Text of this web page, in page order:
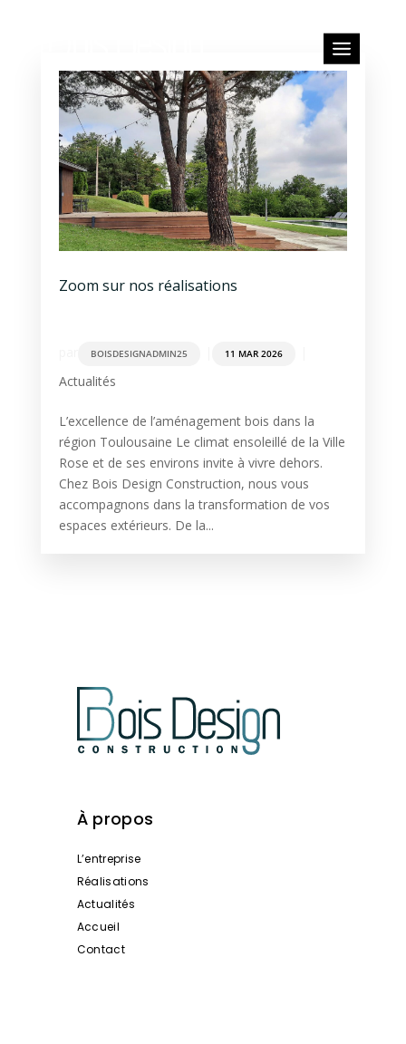
Zoom sur nos réalisations
BOISDESIGNADMIN25 11 MAR 2026
Actualités
L’excellence de l’aménagement bois dans la
région Toulousaine Le climat ensoleillé de la Ville
Rose et de ses environs invite à vivre dehors.
Chez Bois Design Construction, nous vous
accompagnons dans la transformation de vos
espaces extérieurs. De la...
À propos
L’entreprise
Réalisations
Actualités
Accueil
Contact